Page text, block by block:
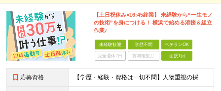
【土日祝休み×16:45終業】 未経験から“一生モノ
の技術”を身につける！ 横浜で始める溶接＆組立
作業♪
未経験歓迎 学歴不問 ベテランOK
完全週休2日 賞与複数月 面接1回
応募資格 【学歴・経験・資格は一切不問】人物重視の採用です！ ★社会人デビュー・第二新卒歓迎！ ＼1つでも当てはまる方は大歓迎／ □ものづくりや工作が好き・興味がある □コツコツ丁寧な作業が得意 □残業を減ら